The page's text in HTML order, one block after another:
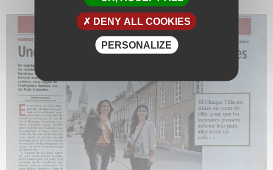
DENY ALL COOKIES
PERSONALIZE